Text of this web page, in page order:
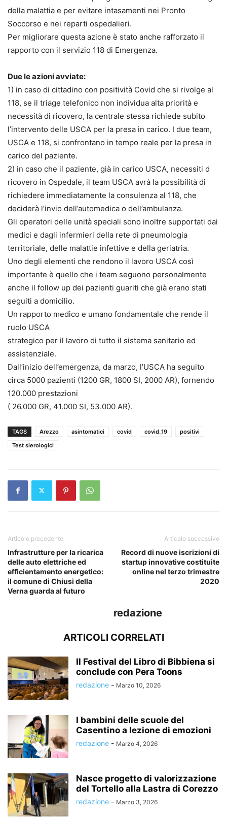
della malattia e per evitare intasamenti nei Pronto
Soccorso e nei reparti ospedalieri.
Per migliorare questa azione è stato anche rafforzato il
rapporto con il servizio 118 di Emergenza.
Due le azioni avviate:
1) in caso di cittadino con positività Covid che si rivolge al
118, se il triage telefonico non individua alta priorità e
necessità di ricovero, la centrale stessa richiede subito
l’intervento delle USCA per la presa in carico. I due team,
USCA e 118, si confrontano in tempo reale per la presa in
carico del paziente.
2) in caso che il paziente, già in carico USCA, necessiti d
ricovero in Ospedale, il team USCA avrà la possibilità di
richiedere immediatamente la consulenza al 118, che
deciderà l’invio dell’automedica o dell’ambulanza.
Gli operatori delle unità speciali sono inoltre supportati dai
medici e dagli infermieri della rete di pneumologia
territoriale, delle malattie infettive e della geriatria.
Uno degli elementi che rendono il lavoro USCA così
importante è quello che i team seguono personalmente
anche il follow up dei pazienti guariti che già erano stati
seguiti a domicilio.
Un rapporto medico e umano fondamentale che rende il
ruolo USCA
strategico per il lavoro di tutto il sistema sanitario ed
assistenziale.
Dall’inizio dell’emergenza, da marzo, l’USCA ha seguito
circa 5000 pazienti (1200 GR, 1800 SI, 2000 AR), fornendo
120.000 prestazioni
( 26.000 GR, 41.000 SI, 53.000 AR).
TAGS Arezzo asintomatici covid covid_19
positivi
Test sierologici
Articolo precedente
Infrastrutture per la ricarica
delle auto elettriche ed
efficientamento energetico:
il comune di Chiusi della
Verna guarda al futuro
Articolo successivo
Record di nuove iscrizioni di
startup innovative costituite
online nel terzo trimestre
2020
redazione
ARTICOLI CORRELATI
Il Festival del Libro di Bibbiena si
conclude con Pera Toons
redazione - Marzo 10, 2026
I bambini delle scuole del
Casentino a lezione di emozioni
redazione - Marzo 4, 2026
Nasce progetto di valorizzazione
del Tortello alla Lastra di Corezzo
redazione - Marzo 3, 2026